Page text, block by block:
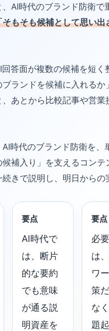
AI時代のブランド防衛で
もそも候補として思い
答面が複数の候補を短
ランドを候補に入れる
あとから比較記事や営
AI時代のブランド防衛を
候補入り」を支えるコン
きで説明し、明日からの
要点
AI時代で
は、断片
的な要約
でも意味
が通る説
明資産を
要点
必
は
ワ
策
な
題